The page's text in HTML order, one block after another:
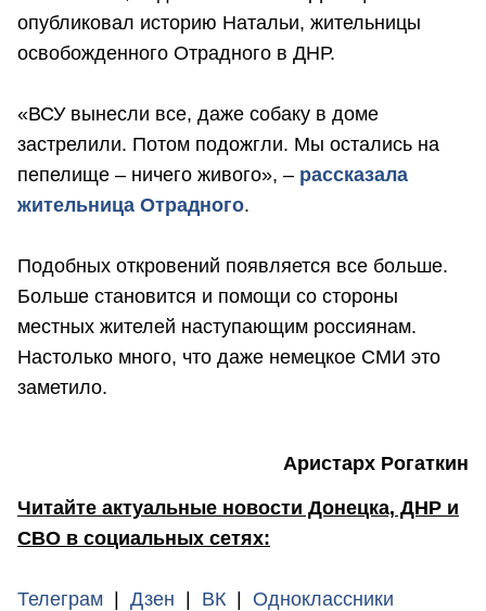
опубликовал историю Натальи, жительницы
освобожденного Отрадного в ДНР.
«ВСУ вынесли все, даже собаку в доме
застрелили. Потом подожгли. Мы остались на
пепелище – ничего живого», – рассказала
жительница Отрадного.
Подобных откровений появляется все больше.
Больше становится и помощи со стороны
местных жителей наступающим россиянам.
Настолько много, что даже немецкое СМИ это
заметило.
Аристарх Рогаткин
Читайте актуальные новости Донецка, ДНР и
СВО в социальных сетях:
Телеграм | Дзен | ВК | Одноклассники